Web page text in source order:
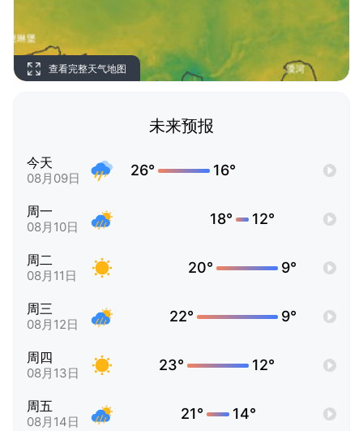
查看完整天气地图
未来预报
今天
08月09日 26° 16°
周一
08月10日 18° 12°
周二
08月11日 20° 9°
周三
08月12日 22° 9°
周四
08月13日 23° 12°
周五
08月14日 21° 14°